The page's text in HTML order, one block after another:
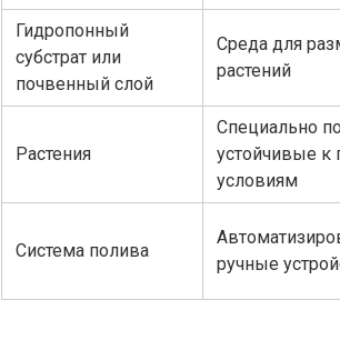
Гидропонный
субстрат или
почвенный слой
Среда для
растений
Растения
Специально
устойчивые к
условиям
Система полива
ручные